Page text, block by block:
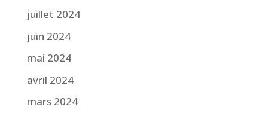
juillet 2024
juin 2024
mai 2024
avril 2024
mars 2024